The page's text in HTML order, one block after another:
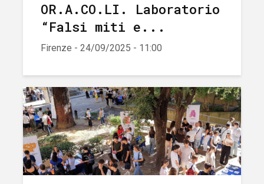
OR.A.CO.LI. Laboratorio
“Falsi miti e...
Firenze - 24/09/2025 - 11:00